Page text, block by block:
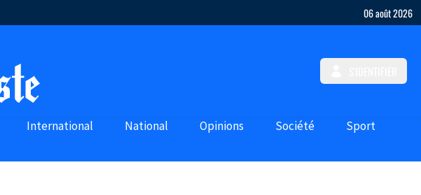
06 août 2026
International National Opinions Société Sport